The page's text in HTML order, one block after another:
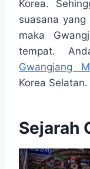
Korea.
suasana
maka
tempat.
Gwangjang
Korea Selatan.
Sejarah